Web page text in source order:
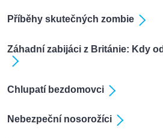
Příběhy skutečných zombie
Záhadní zabijáci z Británie: Kdy
Chlupatí bezdomovci
Nebezpeční nosorožíci